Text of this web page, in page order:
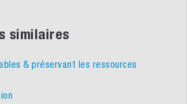
similaires
& préservant les ressources